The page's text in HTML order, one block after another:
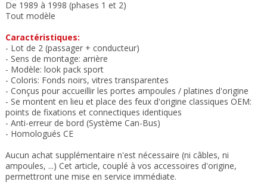
De 1989 à 1998 (phases 1 et 2)
Tout modèle
Caractéristiques:
- Lot de 2 (passager + conducteur)
- Sens de montage: arrière
- Modèle: look pack sport
- Coloris: Fonds noirs, vitres transparentes
- Conçus pour accueillir les portes ampoules / platines d'origine
- Se montent en lieu et place des feux d'origine classiques OEM:
points de fixations et connectiques identiques
- Anti-erreur de bord (Système Can-Bus)
- Homologués CE
Aucun achat supplémentaire n'est nécessaire (ni câbles, ni
ampoules, ...) Cet article, couplé à vos accessoires d'origine,
permettront une mise en service immédiate.